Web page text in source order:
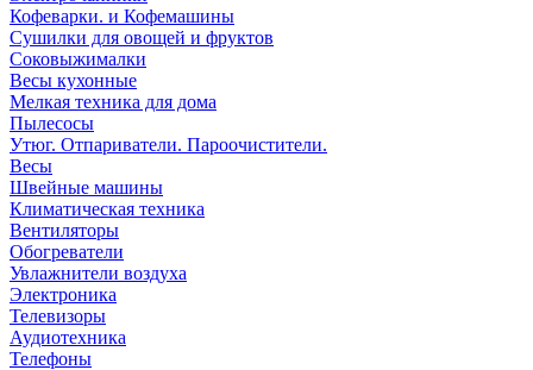
Кофеварки. и Кофемашины
Сушилки для овощей и фруктов
Соковыжималки
Весы кухонные
Мелкая техника для дома
Пылесосы
Утюг. Отпариватели. Пароочистители.
Весы
Швейные машины
Климатическая техника
Вентиляторы
Обогреватели
Увлажнители воздуха
Электроника
Телевизоры
Аудиотехника
Телефоны